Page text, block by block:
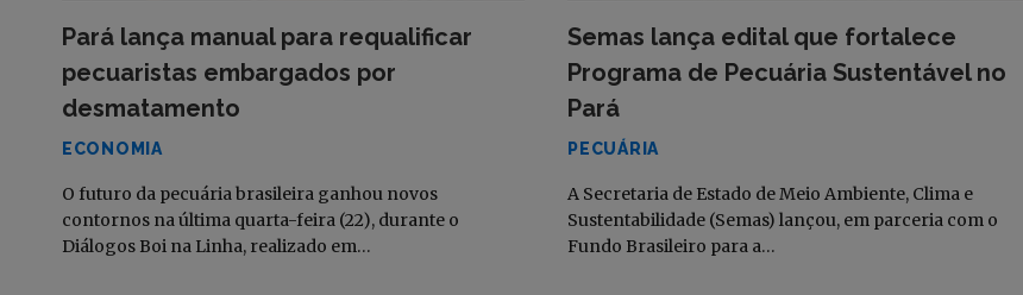
Pará lança manual para requalificar
pecuaristas embargados por
desmatamento
ECONOMIA
O futuro da pecuária brasileira ganhou novos
contornos na última quarta-feira (22), durante o
Diálogos Boi na Linha, realizado em…
Semas lança edital que fortalece
Programa de Pecuária Sustentável no
Pará
PECUÁRIA
A Secretaria de Estado de Meio Ambiente, Clima e
Sustentabilidade (Semas) lançou, em parceria com o
Fundo Brasileiro para a…